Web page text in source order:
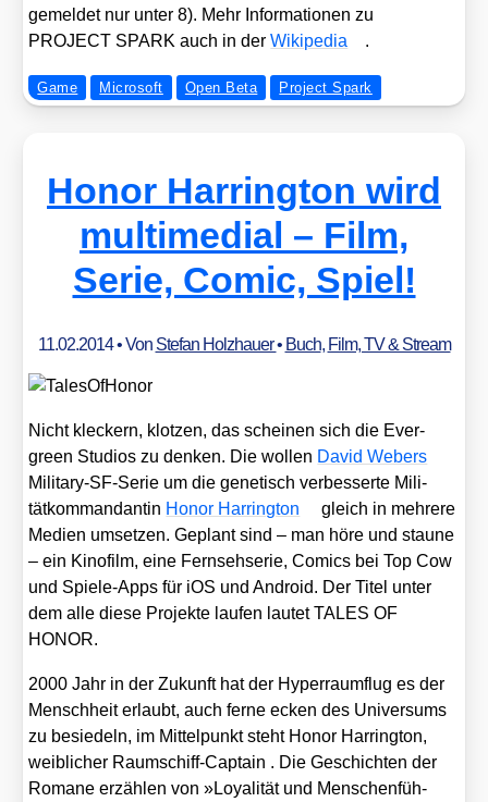
gemel­det nur unter 8). Mehr Infor­ma­tio­nen zu
PROJECT SPARK auch in derWiki­pe­dia .
Game Microsoft Open Beta Project Spark
Honor Harrington wird
multimedial – Film,
Serie, Comic, Spiel!
11.02.2014• Von Stefan Holzhauer• Buch, Film, TV & Stream
Nicht kle­ckern, klot­zen, das schei­nen sich die Ever­
green Stu­di­os zu den­ken. Die wol­len David Webers
Mili­ta­ry-SF-Serie um die gene­tisch ver­bes­ser­te Mili­
tätkom­man­dan­tin Honor Har­ring­ton
gleich in meh­re­re
Medi­en umset­zen. Geplant sind – man höre und stau­ne
– ein Kino­film, eine Fern­seh­se­rie, Comics bei Top Cow
und Spie­le-Apps für iOS und Android. Der Titel unter
dem alle die­se Pro­jek­te lau­fen lau­tet TALES OF
HONOR.
2000 Jahr in der Zukunft hat der Hyper­raum­flug es der
Mensch­heit erlaubt, auch fer­ne ecken des Uni­ver­sums
zu besie­deln, im Mit­tel­punkt steht Honor Har­ring­ton,
weib­li­cher Raum­schiff-Cap­tain . Die Geschich­ten der
Roma­ne erzäh­len von »Loya­li­tät und Men­schen­füh­